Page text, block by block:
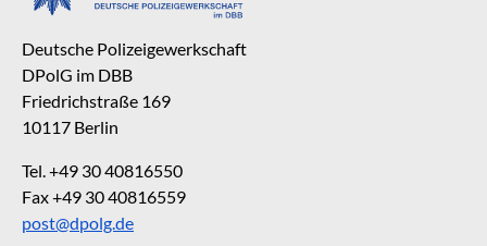
Deutsche Polizeigewerkschaft
DPolG im DBB
Friedrichstraße 169
10117 Berlin
Tel. +49 30 40816550
Fax +49 30 40816559
post@dpolg.de